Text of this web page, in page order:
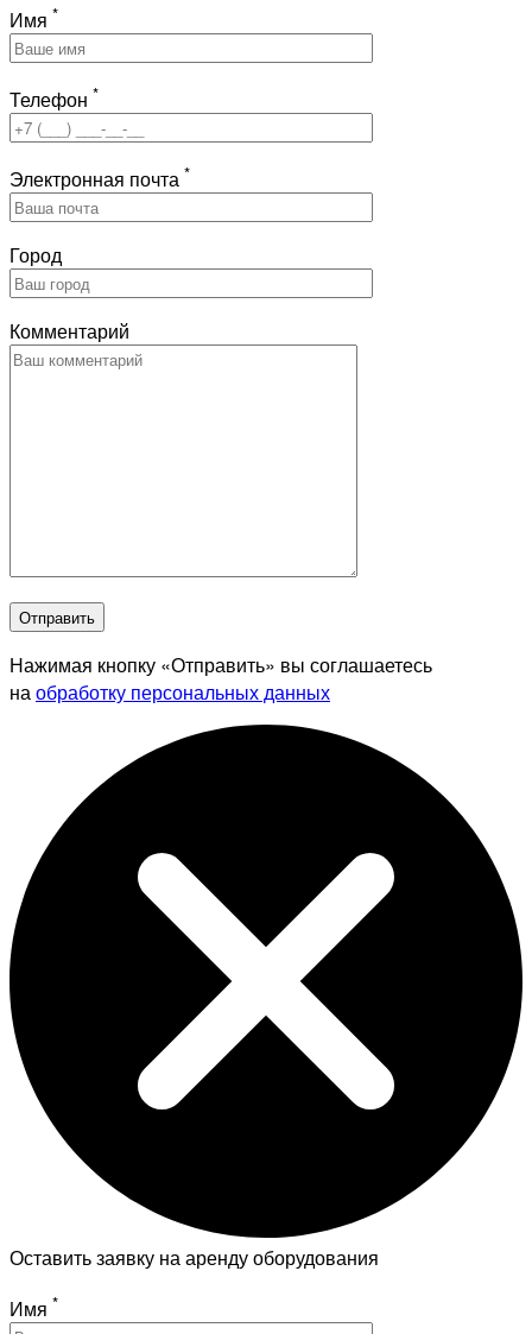
Имя *
Телефон *
Электронная почта *
Город
Комментарий
Отправить
Нажимая кнопку «Отправить» вы соглашаетесь
наобработку персональных данных
Оставить заявку на аренду оборудования
Имя *